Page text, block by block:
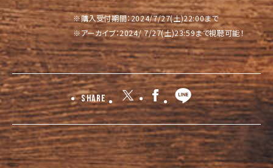
※購入受付期間：2024/7/27(土)22:00まで
※アーカイブ：2024/ 7/27(土)23:59まで視聴可能！
Share